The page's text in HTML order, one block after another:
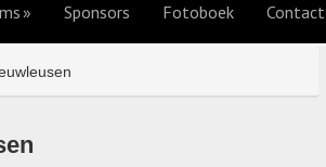
Sponsors Fotoboek Contact